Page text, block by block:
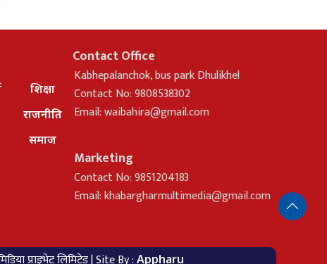
शिक्षा
राजनीति
समाज
Contact Office
Kabhepalanchok, bus park Dhulikhel
Contact No: 9808538302
Email:waibahira@gmail.com
Marketing
Contact No: 9851204183
Email:khabargharmultimedia@gmail.com
Appharu